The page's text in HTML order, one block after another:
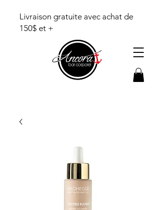
Livraison gratuite avec achat de
150$ et +